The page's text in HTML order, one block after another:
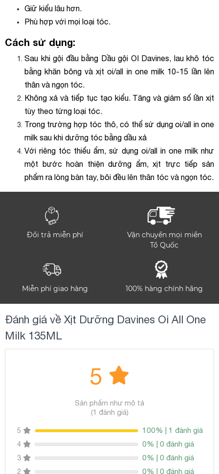
Giữ kiểu lâu hơn.
Phù hợp với mọi loại tóc.
Cách sử dụng:
Sau khi gội đầu bằng Dầu gội OI Davines, lau khô tóc
bằng khăn bông và xịt oi/all in one milk 10-15 lần lên
thân và ngọn tóc.
Không xả và tiếp tục tạo kiểu. Tăng và giảm số lần xịt
tùy theo từng loại tóc.
Trong trường hợp tóc thô, có thể sử dụng oi/all in one
milk sau khi dưỡng tóc bằng dầu xả
Với riêng tóc thiếu ẩm, sử dụng oi/all in one milk như
một bước hoàn thiện dưỡng ẩm, xịt trực tiếp sản
phẩm ra lòng bàn tay, bôi đều lên thân tóc và ngọn tóc.
Đổi trả miễn phí
Vận chuyển mọi miền
Tổ Quốc
Miễn phí giao hàng 100% hàng chính hãng
Đánh giá về Xịt Dưỡng Davines Oi All One
Milk 135ML
5
Sản phẩm như mô tả
(1 đánh giá)
5 100% | 1 đánh giá
4 0% | 0 đánh giá
3 0% | 0 đánh giá
2 0% | 0 đánh giá